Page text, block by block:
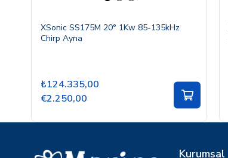
XSonic SS175M 20° 1Kw 85-135kHz
Chirp Ayna
₺124.335,00
€2.250,00
Kurumsal